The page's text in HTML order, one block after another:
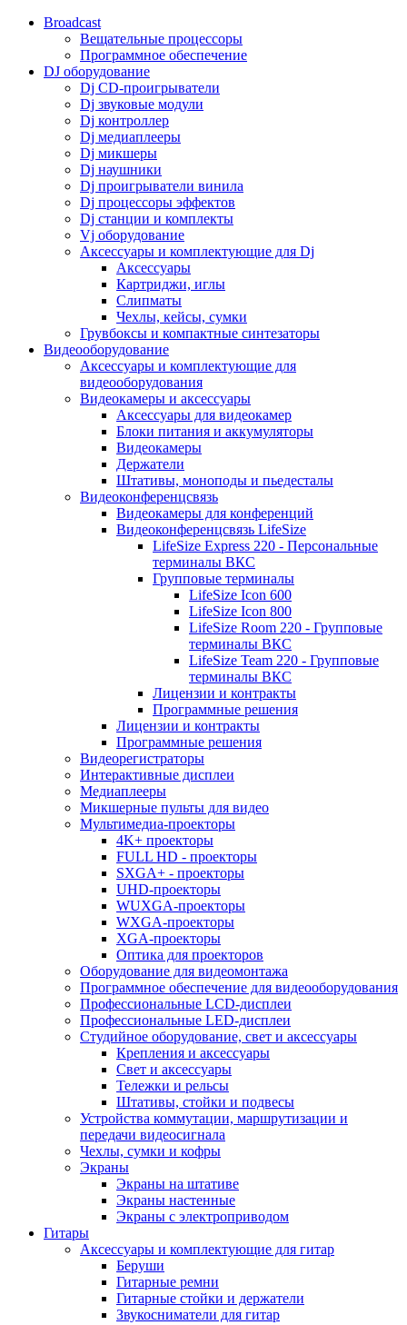
Broadcast
Вещательные процессоры
Программное обеспечение
DJ оборудование
Dj CD-проигрыватели
Dj звуковые модули
Dj контроллер
Dj медиаплееры
Dj микшеры
Dj наушники
Dj проигрыватели винила
Dj процессоры эффектов
Dj станции и комплекты
Vj оборудование
Аксессуары и комплектующие для Dj
Аксессуары
Картриджи, иглы
Слипматы
Чехлы, кейсы, сумки
Грувбоксы и компактные синтезаторы
Видеооборудование
Аксессуары и комплектующие для
видеооборудования
Видеокамеры и аксессуары
Аксессуары для видеокамер
Блоки питания и аккумуляторы
Видеокамеры
Держатели
Штативы, моноподы и пьедесталы
Видеоконференцсвязь
Видеокамеры для конференций
Видеоконференцсвязь LifeSize
LifeSize Express 220 - Персональные
терминалы ВКС
Групповые терминалы
LifeSize Icon 600
LifeSize Icon 800
LifeSize Room 220 - Групповые
терминалы ВКС
LifeSize Team 220 - Групповые
терминалы ВКС
Лицензии и контракты
Программные решения
Лицензии и контракты
Программные решения
Видеорегистраторы
Интерактивные дисплеи
Медиаплееры
Микшерные пульты для видео
Мультимедиа-проекторы
4K+ проекторы
FULL HD - проекторы
SXGA+ - проекторы
UHD-проекторы
WUXGA-проекторы
WXGA-проекторы
XGA-проекторы
Оптика для проекторов
Оборудование для видеомонтажа
Программное обеспечение для видеооборудования
Профессиональные LCD-дисплеи
Профессиональные LED-дисплеи
Студийное оборудование, свет и аксессуары
Крепления и аксессуары
Свет и аксессуары
Тележки и рельсы
Штативы, стойки и подвесы
Устройства коммутации, маршрутизации и
передачи видеосигнала
Чехлы, сумки и кофры
Экраны
Экраны на штативе
Экраны настенные
Экраны с электроприводом
Гитары
Аксессуары и комплектующие для гитар
Беруши
Гитарные ремни
Гитарные стойки и держатели
Звукосниматели для гитар